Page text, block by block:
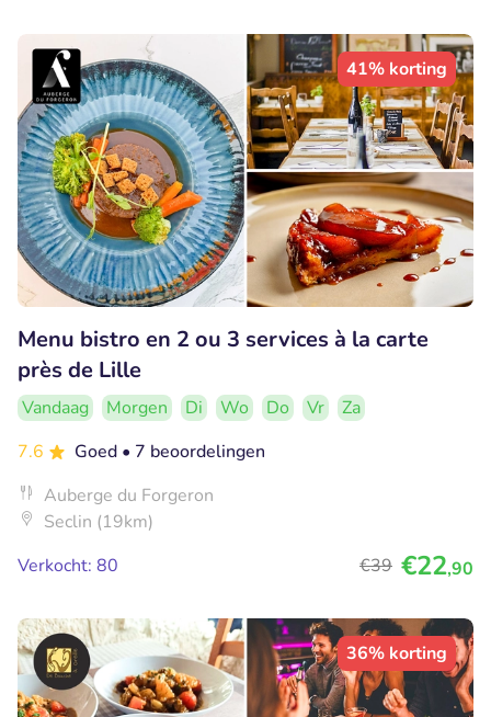
41% korting
Menu bistro en 2 ou 3 services à la carte
près de Lille
Vandaag Morgen Di Wo Do Vr
Za
7.6
Goed • 7 beoordelingen
Auberge du Forgeron
Seclin (19km)
Verkocht: 80
€39 €22,90
36% korting